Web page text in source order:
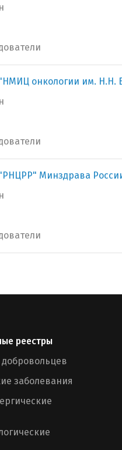
онкологии им. Н.Н.
Минздрава
реестры
заболевания